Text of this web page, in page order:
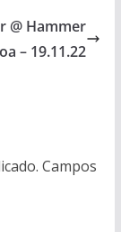
@ Hammer
– 19.11.22
Campos